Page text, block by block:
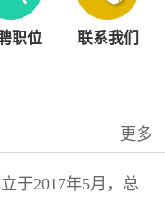
职位 联系我们
更多
于2017年5月，总